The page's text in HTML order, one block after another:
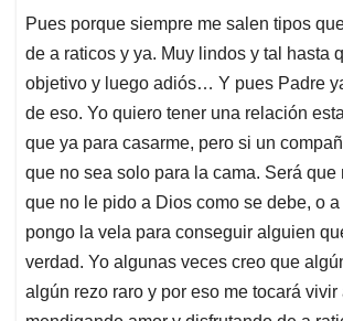
Pues porque siempre me salen tipos
de a raticos y ya. Muy lindos y tal hasta
objetivo y luego adiós… Y pues Padre
de eso. Yo quiero tener una relación
que ya para casarme, pero si un
que no sea solo para la cama. Será que
que no le pido a Dios como se debe, o
pongo la vela para conseguir alguien
verdad. Yo algunas veces creo que
algún rezo raro y por eso me tocará vivir